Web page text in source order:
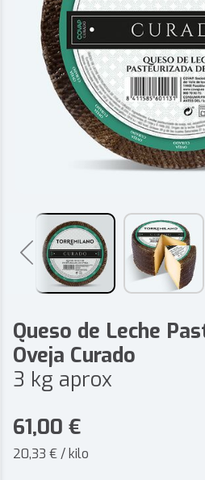
Queso de Leche
Oveja Curado
3 kg aprox
61,00 €
20,33 € / kilo